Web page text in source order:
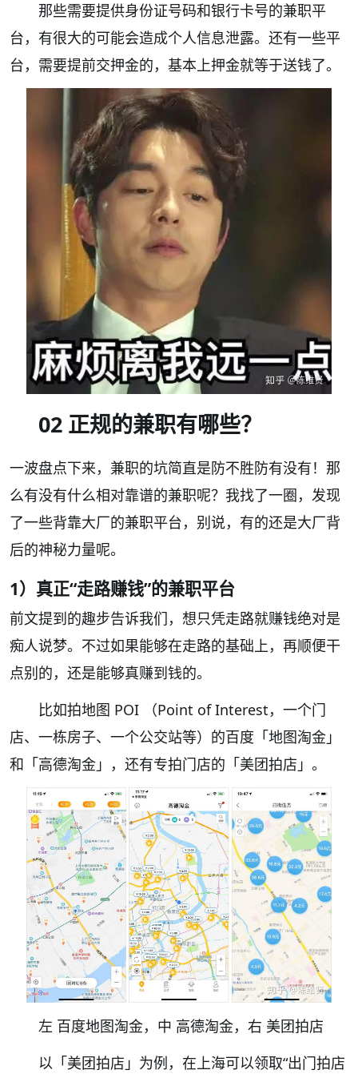
那些需要提供身份证号码和银行卡号的兼职平
台，有很大的可能会造成个人信息泄露。还有一些平
台，需要提前交押金的，基本上押金就等于送钱了。
02 正规的兼职有哪些？
一波盘点下来，兼职的坑简直是防不胜防有没有！那
么有没有什么相对靠谱的兼职呢？我找了一圈，发现
了一些背靠大厂的兼职平台，别说，有的还是大厂背
后的神秘力量呢。
1）真正“走路赚钱”的兼职平台
前文提到的趣步告诉我们，想只凭走路就赚钱绝对是
痴人说梦。不过如果能够在走路的基础上，再顺便干
点别的，还是能够真赚到钱的。
比如拍地图 POI （Point of Interest，一个门
店、一栋房子、一个公交站等）的百度「地图淘金」
和「高德淘金」，还有专拍门店的「美团拍店」。
左 百度地图淘金，中 高德淘金，右 美团拍店
以「美团拍店」为例，在上海可以领取“出门拍店